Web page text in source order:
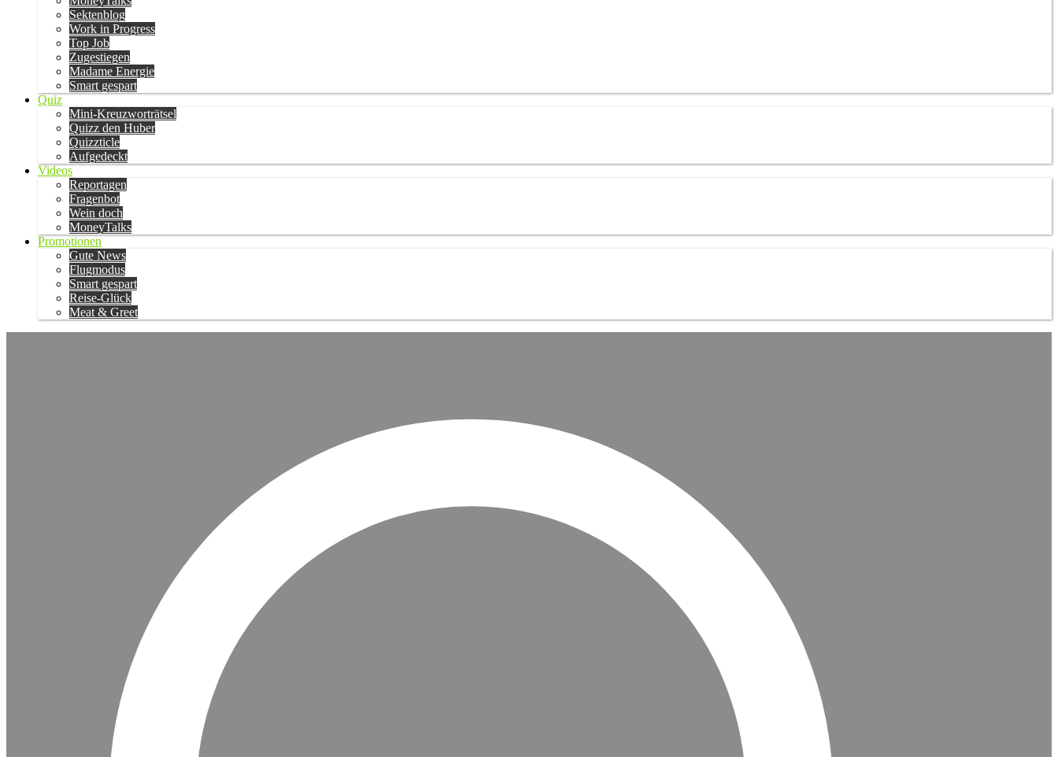
Sektenblog
Work in Progress
Top Job
Zugestiegen
Madame Energie
Smart gespart
Quiz
Mini-Kreuzworträtsel
Quizz den Huber
Quizzticle
Aufgedeckt
Videos
Reportagen
Fragenbot
Wein doch
MoneyTalks
Promotionen
Gute News
Flugmodus
Smart gespart
Reise-Glück
Meat & Greet